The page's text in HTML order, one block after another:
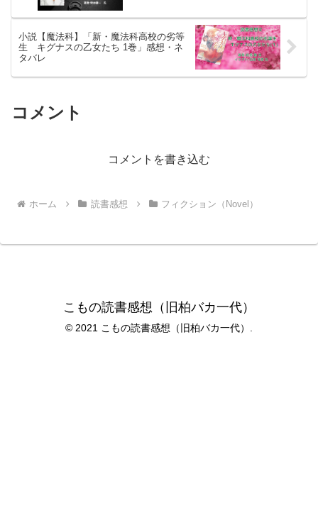
小説【魔法科】「新・魔法科高校の劣等
生 キグナスの乙女たち 1巻」感想・ネ
タバレ
コメント
コメントを書き込む
ホーム 読書感想 フィクション（Novel）
こもの読書感想（旧柏バカ一代）
© 2021 こもの読書感想（旧柏バカ一代）.